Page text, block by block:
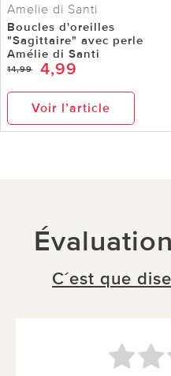
Amelie di Santi
Boucles d'oreilles
"Sagittaire" avec perle
Amélie di Santi
14,99 4,99
Voir l’article
C´est que